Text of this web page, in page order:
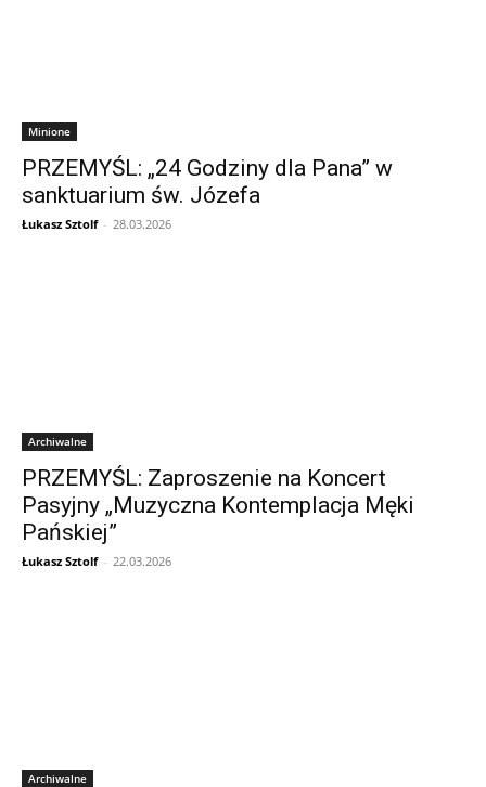
Minione
PRZEMYŚL: „24 Godziny dla Pana” w
sanktuarium św. Józefa
Łukasz Sztolf - 28.03.2026
Archiwalne
PRZEMYŚL: Zaproszenie na Koncert
Pasyjny „Muzyczna Kontemplacja Męki
Pańskiej”
Łukasz Sztolf - 22.03.2026
Archiwalne